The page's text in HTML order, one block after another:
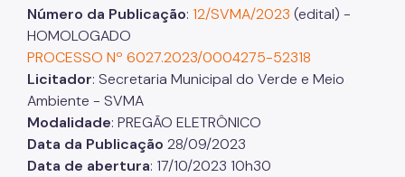
Número da Publicação: 12/SVMA/2023 (edital) -
HOMOLOGADO
PROCESSO Nº 6027.2023/0004275-52318
Licitador: Secretaria Municipal do Verde e Meio
Ambiente - SVMA
Modalidade: PREGÃO ELETRÔNICO
Data da Publicação 28/09/2023
Data de abertura: 17/10/2023 10h30